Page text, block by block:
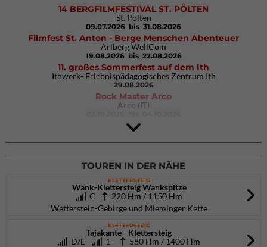
14 BERGFILMFESTIVAL ST. PÖLTEN
St. Pölten
09.07.2026 bis 31.08.2026
Filmfest St. Anton - Berge Menschen Abenteuer
Arlberg WellCom
19.08.2026 bis 22.08.2026
11. großes Sommerfest auf dem Ith
Ithwerk- Erlebnispädagogisches Zentrum Ith
29.08.2026
Rock Master Arco
Arco (IT)
9. Eiskletter Festival Osttirol
Eisparkt Osttirol
08.01.2027bis 10.01.2027
TOUREN IN DER NÄHE
KLETTERSTEIG
Wank-Klettersteig Wankspitze
C 220 Hm / 1150 Hm
Wetterstein-Gebirge und Mieminger Kette
KLETTERSTEIG
Tajakante - Klettersteig
D/E
1-
580 Hm / 1400 Hm